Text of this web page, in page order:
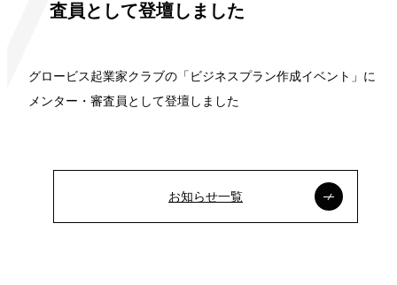
査員として登壇しました
グロービス起業家クラブの「ビジネスプラン作成イベント」に
メンター・審査員として登壇しました
お知らせ一覧